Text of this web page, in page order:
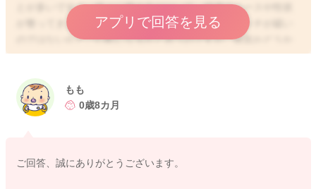
とが多いですよ。徐々に腸の力がついて、排便のペースや性状
が整ってきます。ママさんとしては、お子さんのウンチが緩い
のではないかとご心配になるかと思うのですが、病気かどうか
の判断は、ウンチの性状の変化以外に、哺乳意欲はあるか、元
る症状や変化はないかなどを見ていただくといいと思います
よ。例えば、大人もたくさん水分を摂ると、うんちが緩くなる
段通りに飲めているのであれば、一時的な腸内細菌の変化と思
アプリで回答を見る
もも
0歳8カ月
ご回答、誠にありがとうございます。